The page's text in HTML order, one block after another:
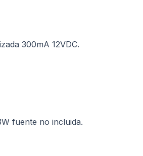
300mA 12VDC.
fuente no incluida.